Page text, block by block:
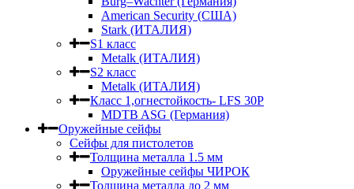
American Security (США)
Stark (ИТАЛИЯ)
S1 класс
Metalk (ИТАЛИЯ)
S2 класс
Metalk (ИТАЛИЯ)
Класс 1,огнестойкость- LFS 30P
MDTB ASG (Германия)
Оружейные сейфы
Сейфы для пистолетов
Толщина металла 1.5 мм
Оружейные сейфы ЧИРОК
Толщина металла до 2 мм